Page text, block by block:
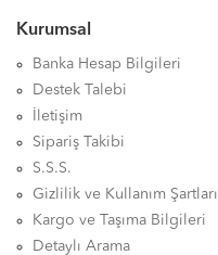
Kurumsal
Banka Hesap Bilgileri
Destek Talebi
İletişim
Sipariş Takibi
S.S.S.
Gizlilik ve Kullanım Şartları
Kargo ve Taşıma Bilgileri
Detaylı Arama